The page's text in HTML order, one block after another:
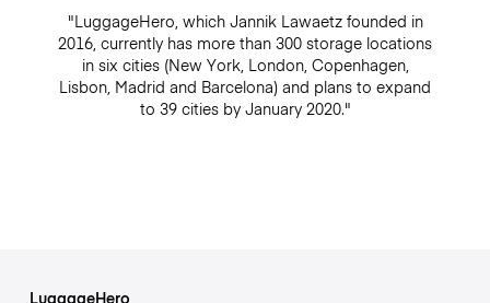
"LuggageHero, which Jannik Lawaetz founded in
2016, currently has more than 300 storage locations
in six cities (New York, London, Copenhagen,
Lisbon, Madrid and Barcelona) and plans to expand
to 39 cities by January 2020."
LuggageHero